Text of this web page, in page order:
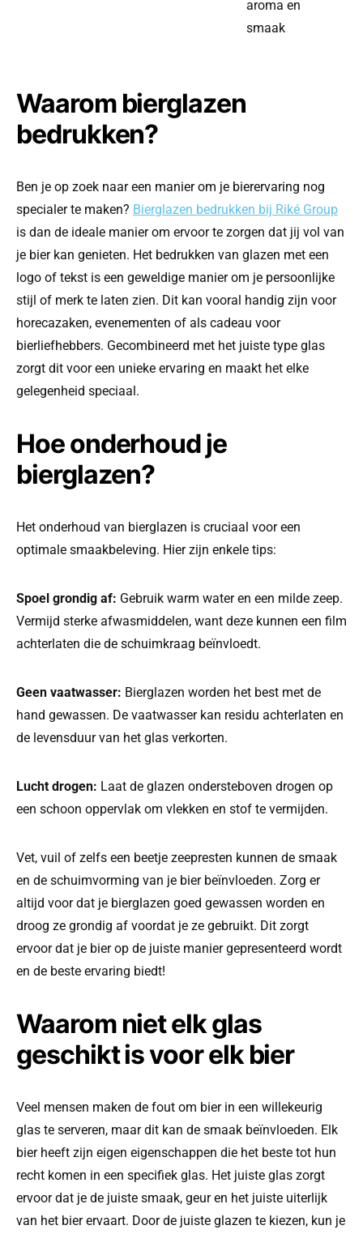
aroma en
smaak
Waarom bierglazen
bedrukken?
Ben je op zoek naar een manier om je bierervaring nog
specialer te maken? Bierglazen bedrukken bij Riké Group
is dan de ideale manier om ervoor te zorgen dat jij vol van
je bier kan genieten. Het bedrukken van glazen met een
logo of tekst is een geweldige manier om je persoonlijke
stijl of merk te laten zien. Dit kan vooral handig zijn voor
horecazaken, evenementen of als cadeau voor
bierliefhebbers. Gecombineerd met het juiste type glas
zorgt dit voor een unieke ervaring en maakt het elke
gelegenheid speciaal.
Hoe onderhoud je
bierglazen?
Het onderhoud van bierglazen is cruciaal voor een
optimale smaakbeleving. Hier zijn enkele tips:
Spoel grondig af: Gebruik warm water en een milde zeep.
Vermijd sterke afwasmiddelen, want deze kunnen een film
achterlaten die de schuimkraag beïnvloedt.
Geen vaatwasser: Bierglazen worden het best met de
hand gewassen. De vaatwasser kan residu achterlaten en
de levensduur van het glas verkorten.
Lucht drogen: Laat de glazen ondersteboven drogen op
een schoon oppervlak om vlekken en stof te vermijden.
Vet, vuil of zelfs een beetje zeepresten kunnen de smaak
en de schuimvorming van je bier beïnvloeden. Zorg er
altijd voor dat je bierglazen goed gewassen worden en
droog ze grondig af voordat je ze gebruikt. Dit zorgt
ervoor dat je bier op de juiste manier gepresenteerd wordt
en de beste ervaring biedt!
Waarom niet elk glas
geschikt is voor elk bier
Veel mensen maken de fout om bier in een willekeurig
glas te serveren, maar dit kan de smaak beïnvloeden. Elk
bier heeft zijn eigen eigenschappen die het beste tot hun
recht komen in een specifiek glas. Het juiste glas zorgt
ervoor dat je de juiste smaak, geur en het juiste uiterlijk
van het bier ervaart. Door de juiste glazen te kiezen, kun je